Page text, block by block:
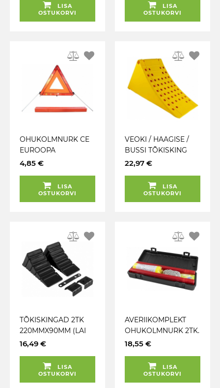
LISA
OSTUKORVI
LISA
OSTUKORVI
OHUKOLMNURK CE
EUROOPA
CARMOTION
4,85 €
LISA
OSTUKORVI
VEOKI / HAAGISE /
BUSSI TÕKISKING
"ANTISLIP CLASSIC"
470X200X230MM
PLAST JBM
22,97 €
LISA
OSTUKORVI
TÕKISKINGAD 2TK
220MMX90MM (LAI
JA KÕRGE) MAX
ÜLEVEEREMISTUGEV
US JBM
16,49 €
LISA
OSTUKORVI
AVERIIKOMPLEKT
OHUKOLMNURK 2TK.
KINDAD. DÜNAMO-
HELKURVEST JBM
18,55 €
LISA
OSTUKORVI